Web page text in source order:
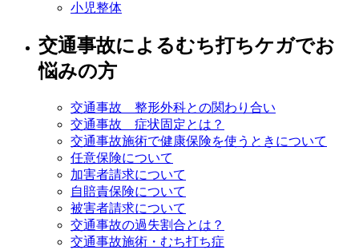
小児整体
交通事故によるむち打ちケガでお
悩みの方
交通事故 整形外科との関わり合い
交通事故 症状固定とは？
交通事故施術で健康保険を使うときについて
任意保険について
加害者請求について
自賠責保険について
被害者請求について
交通事故の過失割合とは？
交通事故施術・むち打ち症